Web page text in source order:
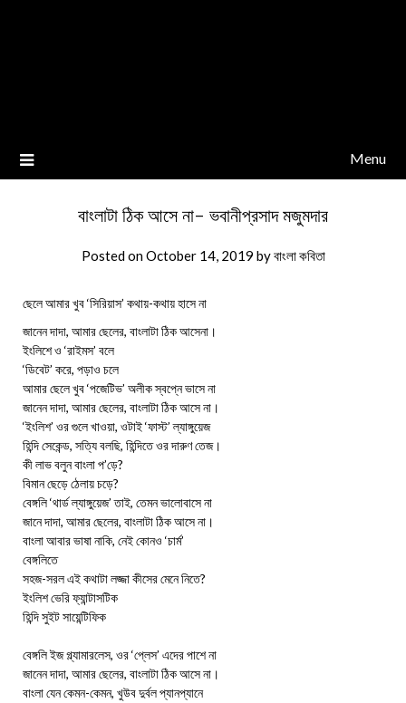
Menu
বাংলাটা ঠিক আসে না- ভবানীপ্রসাদ মজুমদার
Posted onOctober 14, 2019 byবাংলা কবিতা
ছেলে আমার খুব ‘সিরিয়াস’ কথায়-কথায় হাসে না
জানেন দাদা, আমার ছেলের, বাংলাটা ঠিক আসেনা।
ইংলিশে ও ‘রাইমস’ বলে
‘ডিবেট’ করে, পড়াও চলে
আমার ছেলে খুব ‘পজেটিভ’ অলীক স্বপ্নে ভাসে না
জানেন দাদা, আমার ছেলের, বাংলাটা ঠিক আসে না।
‘ইংলিশ’ ওর গুলে খাওয়া, ওটাই ‘ফাস্ট’ ল্যাঙ্গুয়েজ
হিন্দি সেকেন্ড, সত্যি বলছি, হিন্দিতে ওর দারুণ তেজ।
কী লাভ বলুন বাংলা প’ড়ে?
বিমান ছেড়ে ঠেলায় চড়ে?
বেঙ্গলি ‘থার্ড ল্যাঙ্গুয়েজ’ তাই, তেমন ভালোবাসে না
জানে দাদা, আমার ছেলের, বাংলাটা ঠিক আসে না।
বাংলা আবার ভাষা নাকি, নেই কোনও ‘চার্ম’
বেঙ্গলিতে
সহজ-সরল এই কথাটা লজ্জা কীসের মেনে নিতে?
ইংলিশ ভেরি ফ্যান্টাসটিক
হিন্দি সুইট সায়েন্টিফিক
বেঙ্গলি ইজ গ্ল্যামারলেস, ওর ‘প্লেস’ এদের পাশে না
জানেন দাদা, আমার ছেলের, বাংলাটা ঠিক আসে না।
বাংলা যেন কেমন-কেমন, খুউব দুর্বল প্যানপ্যানে